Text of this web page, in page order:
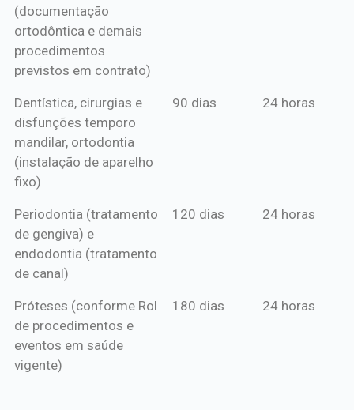
(documentação
ortodôntica e demais
procedimentos
previstos em contrato)
Dentística, cirurgias e
disfunções temporo
mandilar, ortodontia
(instalação de aparelho
fixo)
90 dias 24 horas
Periodontia (tratamento
de gengiva) e
endodontia (tratamento
de canal)
120 dias 24 horas
Próteses (conforme Rol
de procedimentos e
eventos em saúde
vigente)
180 dias 24 horas